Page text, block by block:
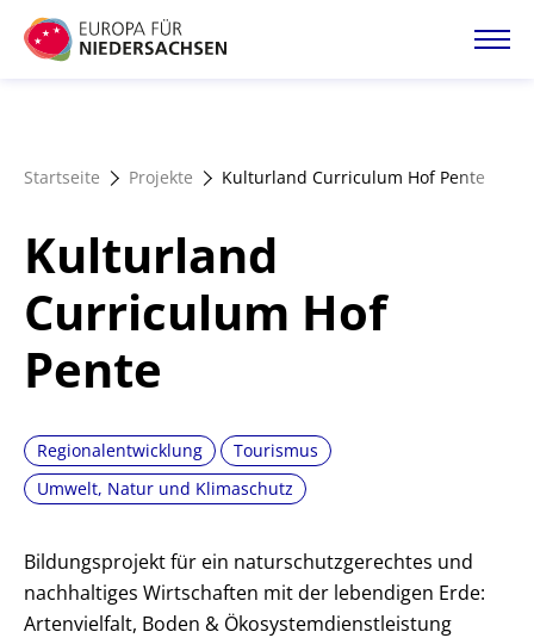
Direkt
zum
Förderangebote
Magazin
Startseite Projekte Kulturland Curriculum Hof Pente
Kulturland
Curriculum Hof
Pente
Regionalentwicklung
Tourismus
Umwelt, Natur und Klimaschutz
Bildungsprojekt für ein naturschutzgerechtes und
nachhaltiges Wirtschaften mit der lebendigen Erde:
Artenvielfalt, Boden & Ökosystemdienstleistung